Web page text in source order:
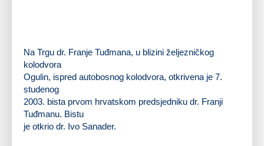
Na Trgu dr. Franje Tuđmana, u blizini željezničkog
kolodvora
Ogulin, ispred autobosnog kolodvora, otkrivena je 7.
studenog
2003. bista prvom hrvatskom predsjedniku dr. Franji
Tuđmanu. Bistu
je otkrio dr. Ivo Sanader.